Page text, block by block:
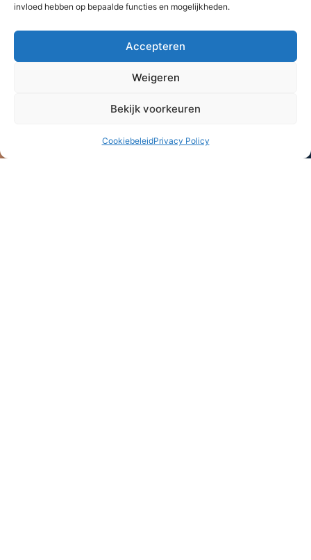
invloed hebben op bepaalde functies en mogelijkheden.
Accepteren
Weigeren
Bekijk voorkeuren
CookiebeleidPrivacy Policy